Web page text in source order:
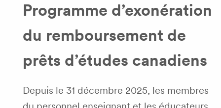
Programme d’exonération
du remboursement de
prêts d’études canadiens
Depuis le 31 décembre 2025, les membres